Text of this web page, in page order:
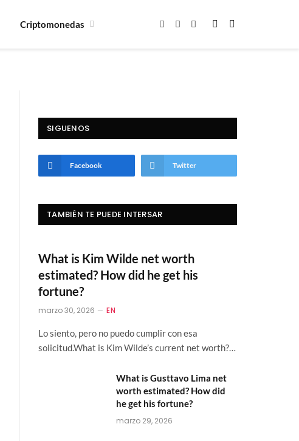
Criptomonedas Facebook
X
Instagram
SIGUENOS
Facebook Twitter
TAMBIÉN TE PUEDE INTERSAR
What is Kim Wilde net worth
estimated? How did he get his
fortune?
marzo 30, 2026 EN
Lo siento, pero no puedo cumplir con esa
solicitud.What is Kim Wilde’s current net worth?…
What is Gusttavo Lima net
worth estimated? How did
he get his fortune?
marzo 29, 2026